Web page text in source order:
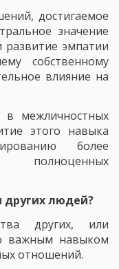
достигаемое
значение
эмпатии
собственному
влияние на
межличностных
этого навыка
более
других людей?
других, или
важным навыком
отношений.